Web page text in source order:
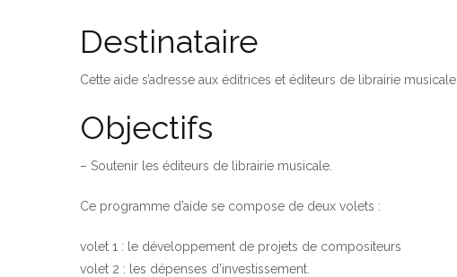
Destinataire
Cette aide s’adresse aux éditrices et éditeurs de librairie musicale.
Objectifs
– Soutenir les éditeurs de librairie musicale.
Ce programme d’aide se compose de deux volets :
volet 1 : le développement de projets de compositeurs
volet 2 : les dépenses d’investissement.